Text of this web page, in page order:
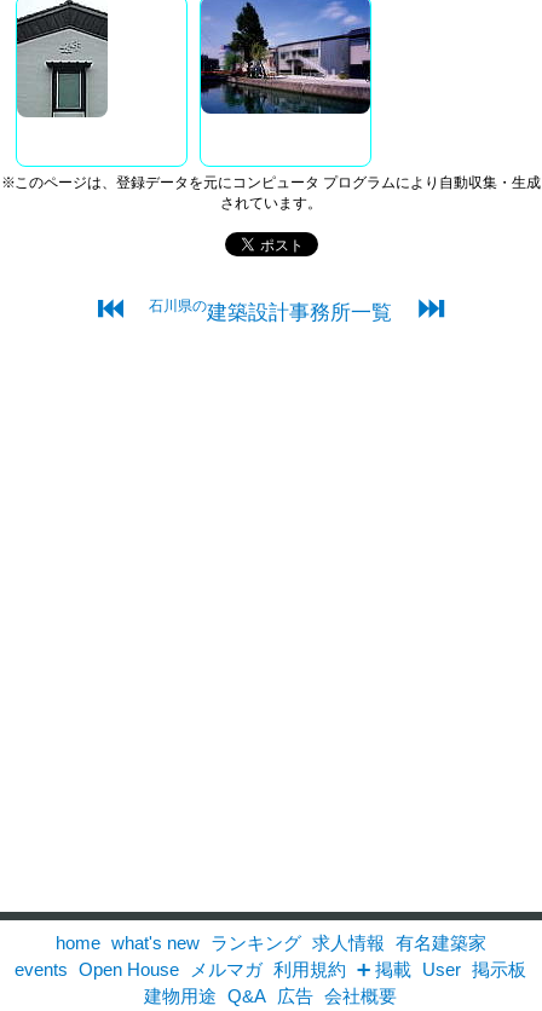
※このページは、登録データを元にコンピュータ プログラムにより自動収集・生成
されています。
⏮ 石川県の建築設計事務所一覧 ⏭
home what's new ランキング 求人情報 有名建築家
events
Open House メルマガ 利用規約 ➕ 掲載 User 掲示板
建物用途
Q&A 広告 会社概要